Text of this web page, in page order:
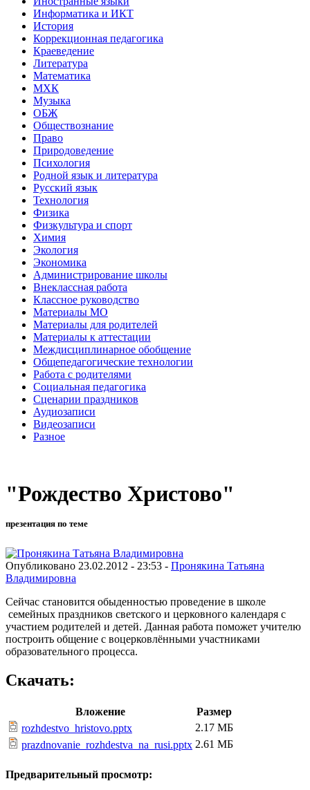
Информатика и ИКТ
История
Коррекционная педагогика
Краеведение
Литература
Математика
МХК
Музыка
ОБЖ
Обществознание
Право
Природоведение
Психология
Родной язык и литература
Русский язык
Технология
Физика
Физкультура и спорт
Химия
Экология
Экономика
Администрирование школы
Внеклассная работа
Классное руководство
Материалы МО
Материалы для родителей
Материалы к аттестации
Междисциплинарное обобщение
Общепедагогические технологии
Работа с родителями
Социальная педагогика
Сценарии праздников
Аудиозаписи
Видеозаписи
Разное
"Рождество Христово"
презентация по теме
Опубликовано 23.02.2012 - 23:53 - Пронякина Татьяна
Владимировна
Сейчас становится обыденностью проведение в школе
семейных праздников светского и церковного календаря с
участием родителей и детей. Данная работа поможет учителю
построить общение с воцерковлёнными участниками
образовательного процесса.
Скачать:
Вложение
Размер
rozhdestvo_hristovo.pptx
2.17 МБ
prazdnovanie_rozhdestva_na_rusi.pptx 2.61 МБ
Предварительный просмотр: